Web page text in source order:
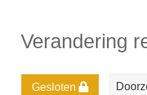
Verandering
Gesloten